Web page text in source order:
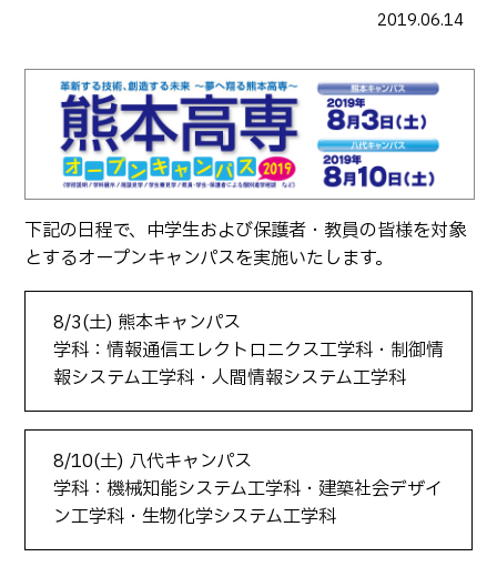
2019.06.14
下記の日程で、中学生および保護者・教員の皆様を対象
とするオープンキャンパスを実施いたします。
8/3(土) 熊本キャンパス
学科：情報通信エレクトロニクス工学科・制御情
報システム工学科・人間情報システム工学科
8/10(土) 八代キャンパス
学科：機械知能システム工学科・建築社会デザイ
ン工学科・生物化学システム工学科
生物化学システム工学科
基幹教育科
専攻科
電子情報システム工学専攻
生産システム工学専攻
Webオープンキャンパス
オープンキャンパス等
進学の手引き
入学料および授業料
受験生向け 熊本高専 Q&A
ル等
イベント
学校概要
交通アクセス
教員紹介
学生生活
パンフレット・紹介動画
産学官連携・地域連携
国際交流
受賞等
キャリア関係
情報セキュリティ
図書館
アントレプレナーシップ
公開情報
転職・Uターン就職
お問い合わせ